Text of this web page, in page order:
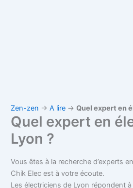
Zen-zen →A lire →Quel expert en
Quel expert en
Lyon ?
Vous êtes à la recherche d’experts
Chik Elec est à votre écoute.
Les électriciens de Lyon répondent